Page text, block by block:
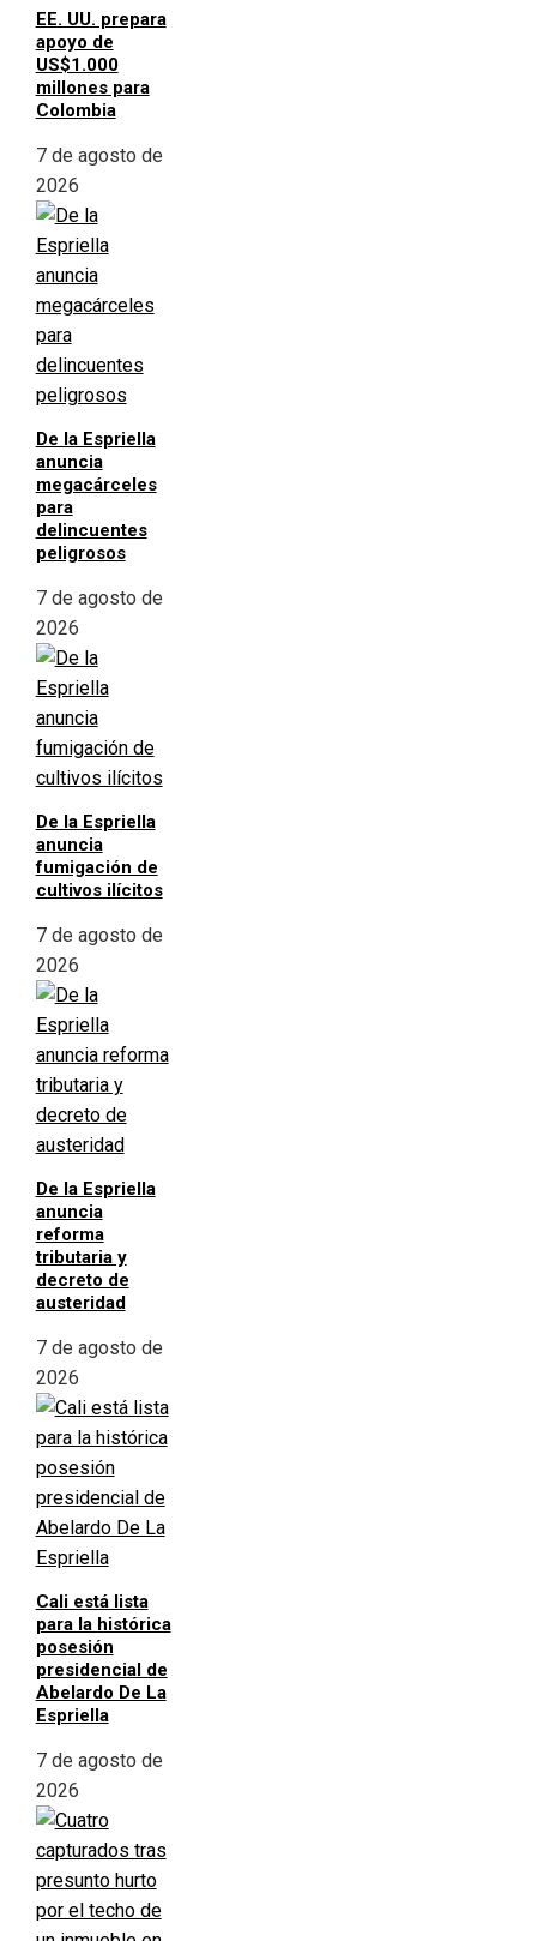
EE. UU. prepara
apoyo de
US$1.000
millones para
Colombia
7 de agosto de
2026
De la Espriella
anuncia
megacárceles
para
delincuentes
peligrosos
7 de agosto de
2026
De la Espriella
anuncia
fumigación de
cultivos ilícitos
7 de agosto de
2026
De la Espriella
anuncia
reforma
tributaria y
decreto de
austeridad
7 de agosto de
2026
Cali está lista
para la histórica
posesión
presidencial de
Abelardo De La
Espriella
7 de agosto de
2026